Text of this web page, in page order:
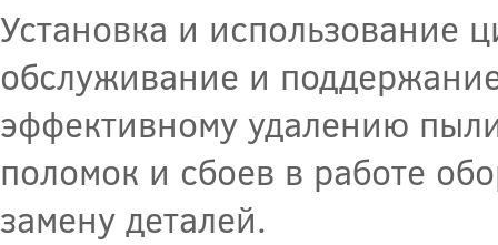
Установка и использование
обслуживание и
эффективному удалению
поломок и сбоев в работе
замену деталей.